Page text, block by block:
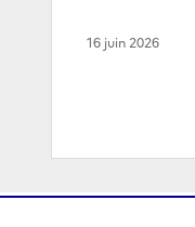
16 juin 2026